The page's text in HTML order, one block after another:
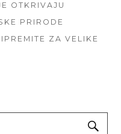
OTKRIVAJU
PRIRODE
ZA VELIKE